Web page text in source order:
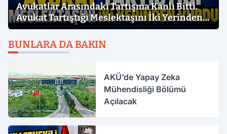
Avukatlar Arasındaki Tartışma Kanlı Bitti.
Avukat Tartıştığı Meslektaşını İki Yerinden
Vurdu
BUNLARA DA BAKIN
AKÜ’de Yapay Zeka
Mühendisliği Bölümü
Açılacak